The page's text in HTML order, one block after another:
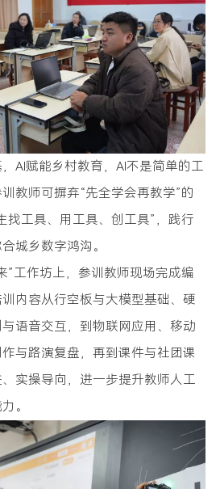
AI赋能乡村教育，AI不是简单的工
教师可摒弃“先全学会再教学”的
找工具、用工具、创工具”，践行
城乡数字鸿沟。
”工作坊上，参训教师现场完成编
内容从行空板与大模型基础、硬
语音交互，到物联网应用、移动
与路演复盘，再到课件与社团课
实操导向，进一步提升教师人工
。